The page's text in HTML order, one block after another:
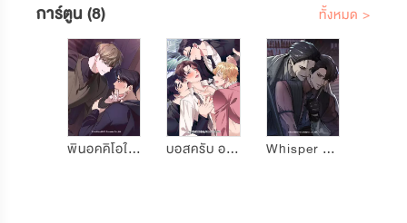
การ์ตูน (8) ทั้งหมด >
พินอคคิโอในตู้เสื้อผ้า บอสครับ อนุมัติให้พวกผมหน่อย Whisper Romance